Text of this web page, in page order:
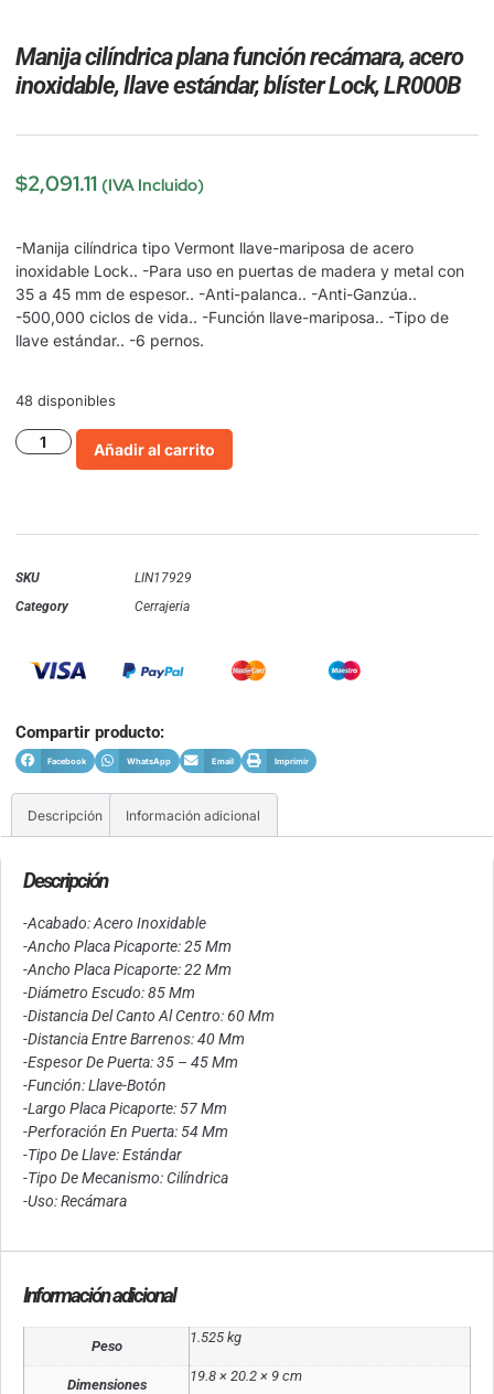
Manija cilíndrica plana función recámara, acero
inoxidable, llave estándar, blíster Lock, LR000B
$2,091.11 (IVA Incluido)
-Manija cilíndrica tipo Vermont llave-mariposa de acero
inoxidable Lock.. -Para uso en puertas de madera y metal con
35 a 45 mm de espesor.. -Anti-palanca.. -Anti-Ganzúa..
-500,000 ciclos de vida.. -Función llave-mariposa.. -Tipo de
llave estándar.. -6 pernos.
48 disponibles
Añadir al carrito
SKU
LIN17929
Category
Cerrajeria
Compartir producto:
Facebook WhatsApp Email Imprimir
Descripción Información adicional
Descripción
-Acabado: Acero Inoxidable
-Ancho Placa Picaporte: 25 Mm
-Ancho Placa Picaporte: 22 Mm
-Diámetro Escudo: 85 Mm
-Distancia Del Canto Al Centro: 60 Mm
-Distancia Entre Barrenos: 40 Mm
-Espesor De Puerta: 35 – 45 Mm
-Función: Llave-Botón
-Largo Placa Picaporte: 57 Mm
-Perforación En Puerta: 54 Mm
-Tipo De Llave: Estándar
-Tipo De Mecanismo: Cilíndrica
-Uso: Recámara
Información adicional
Peso
1.525 kg
Dimensiones
19.8 × 20.2 × 9 cm